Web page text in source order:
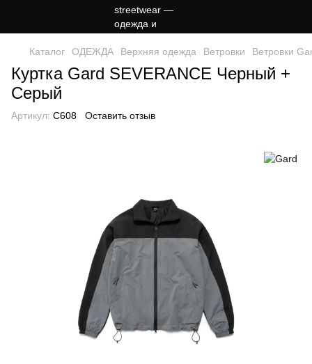
Каталог ОДЕЖДА Верхняя одежда Ветровки Ветровки
Куртка Gard SEVERANCE Черный +
Серый
Артикул: C608 Оставить отзыв